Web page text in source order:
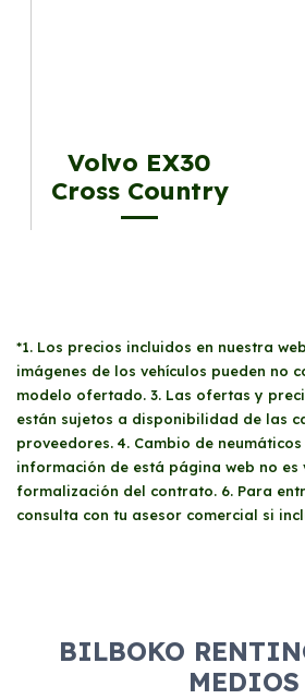
Volvo EX30
Cross Country
*1. Los precios incluidos en nuestra
imágenes de los vehículos pueden no
modelo ofertado. 3. Las ofertas y
están sujetos a disponibilidad de las
proveedores. 4. Cambio de
información de está página web no es
formalización del contrato. 6. Para
consulta con tu asesor comercial si
BILBOKO
MEDIOS